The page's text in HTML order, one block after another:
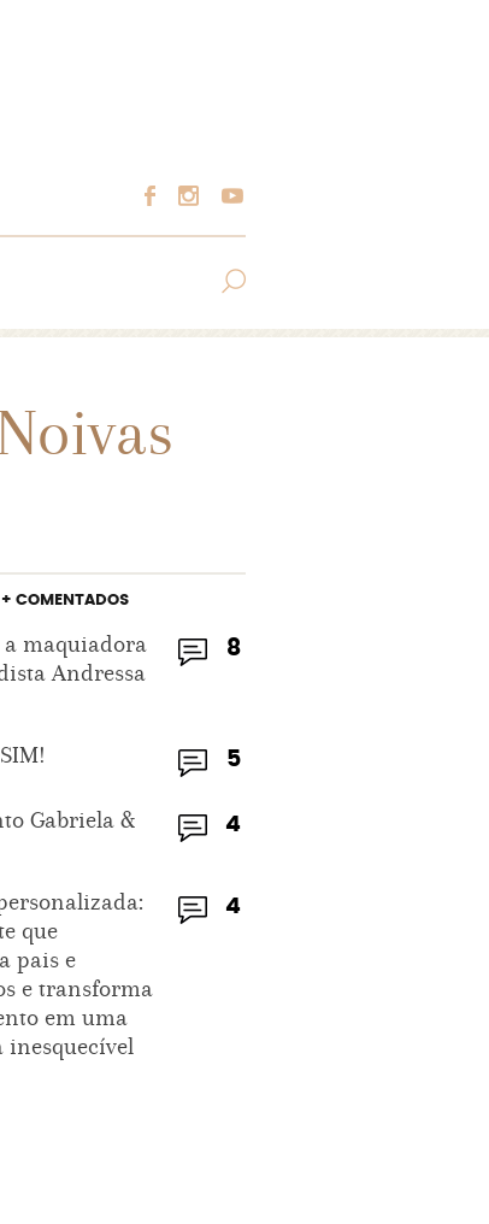
+ COMENTADOS
8
a maquiadora
Andressa
5
4
Gabriela &
4
que
pais e
e transforma
em uma
inesquecível